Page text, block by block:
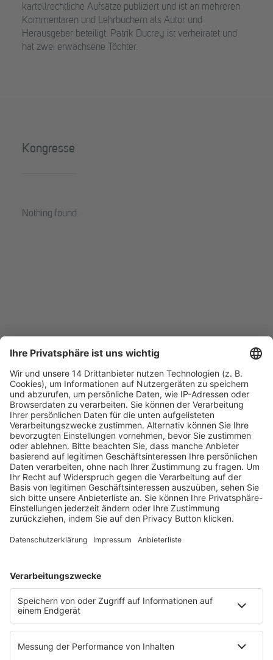
kartellrechtliche Aufsätze publiziert und ist an mehreren
Kommentaren und Lehrbüchern als Autor und
Herausgeber beteiligt. Patrik Ducrey ist verheiratet und
hat zwei erwachsene Töchter.
Kongresse
Nothing found.
Fachmedien Recht und Wirtschaft
Ein Fachbereich der
dfv Mediengruppe
Mainzer Landstr. 251
60326 Frankfurt am Main
E-Mail:info@ruw.de
Web:https://www.ruw.de
AGB
Datenschutzerklärung
Genderhinweis
Cookie-Einstellungen